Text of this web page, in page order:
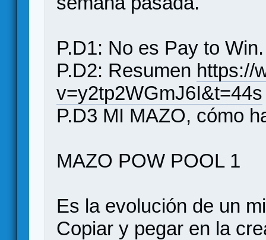
P.D1: No es Pay to Win.
P.D2: Resumen https://
v=y2tp2WGmJ6I&t=44s
P.D3 MI MAZO, cómo
MAZO POW POOL 1
Es la evolución de un
Copiar y pegar en la